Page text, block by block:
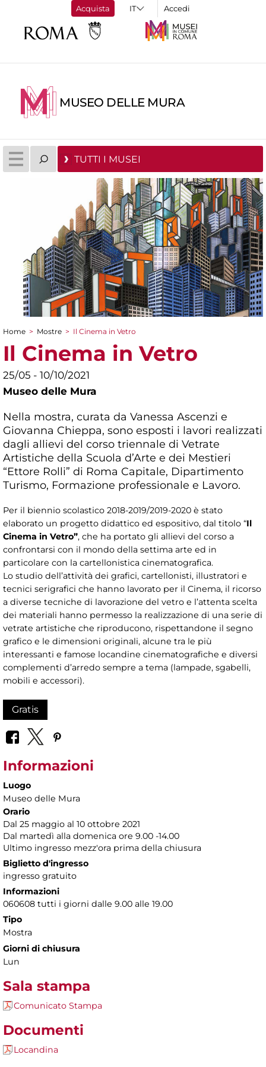
Acquista Accedi
MUSEO DELLE MURA
TUTTI I MUSEI
Tu sei qui
Home > Mostre > Il Cinema in Vetro
Il Cinema in Vetro
25/05 - 10/10/2021
Museo delle Mura
Nella mostra, curata da Vanessa Ascenzi e
Giovanna Chieppa, sono esposti i lavori realizzati
dagli allievi del corso triennale di Vetrate
Artistiche della Scuola d’Arte e dei Mestieri
“Ettore Rolli” di Roma Capitale, Dipartimento
Turismo, Formazione professionale e Lavoro.
Per il biennio scolastico 2018-2019/2019-2020 è stato
elaborato un progetto didattico ed espositivo, dal titolo “Il
Cinema in Vetro”, che ha portato gli allievi del corso a
confrontarsi con il mondo della settima arte ed in
particolare con la cartellonistica cinematografica.
Lo studio dell’attività dei grafici, cartellonisti, illustratori e
tecnici serigrafici che hanno lavorato per il Cinema, il ricorso
a diverse tecniche di lavorazione del vetro e l’attenta scelta
dei materiali hanno permesso la realizzazione di una serie di
vetrate artistiche che riproducono, rispettandone il segno
grafico e le dimensioni originali, alcune tra le più
interessanti e famose locandine cinematografiche e diversi
complementi d’arredo sempre a tema (lampade, sgabelli,
mobili e accessori).
Gratis
Informazioni
Luogo
Museo delle Mura
Orario
Dal 25 maggio al 10 ottobre 2021
Dal martedì alla domenica ore 9.00 -14.00
Ultimo ingresso mezz'ora prima della chiusura
Biglietto d'ingresso
ingresso gratuito
Informazioni
060608 tutti i giorni dalle 9.00 alle 19.00
Tipo
Mostra
Giorni di chiusura
Lun
Sala stampa
Comunicato Stampa
Documenti
Locandina